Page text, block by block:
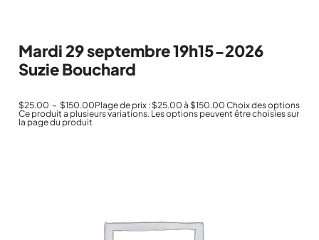
Mardi 29 septembre 19h15-2026
Suzie Bouchard
$25.00 – $150.00Plage de prix : $25.00 à $150.00 Choix des options
Ce produit a plusieurs variations. Les options peuvent être choisies sur
la page du produit